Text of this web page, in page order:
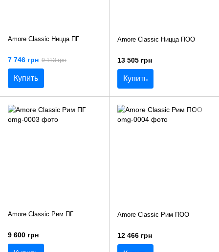
Amore Classic Ницца ПГ
7 746 грн 9 113 грн
Купить
Amore Classic Ницца ПОО
13 505 грн
Купить
Amore Classic Рим ПГ
9 600 грн
Amore Classic Рим ПОО
12 466 грн